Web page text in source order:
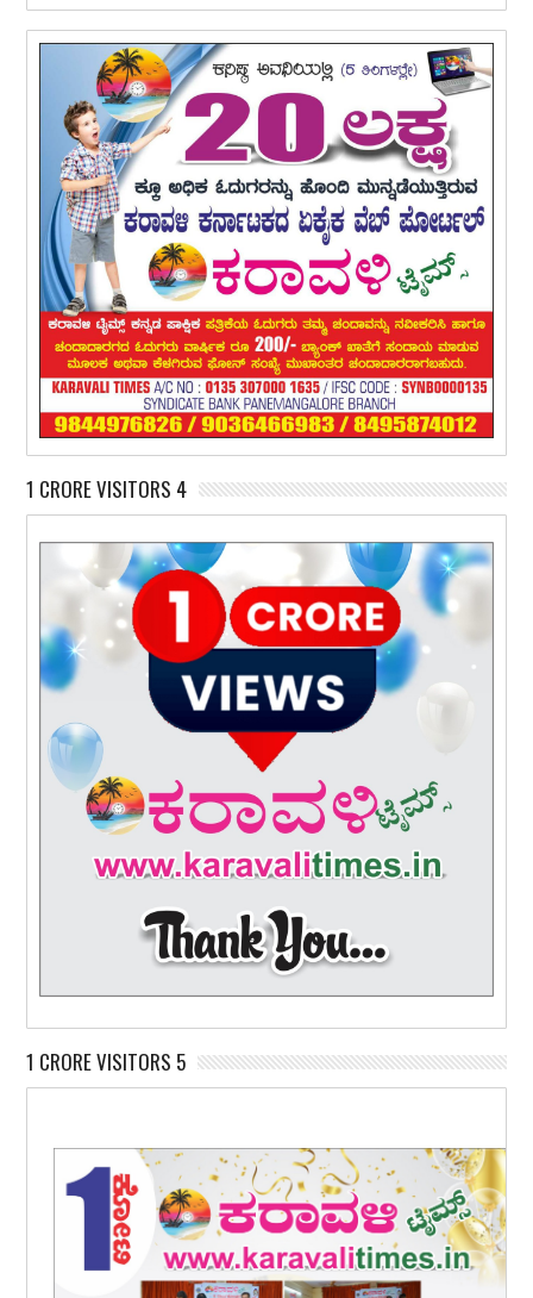
1 CRORE VISITORS 4
1 CRORE VISITORS 5